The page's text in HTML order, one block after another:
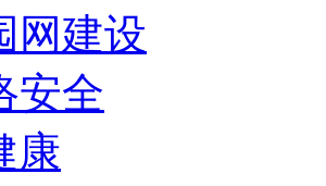
网建设
安全
康